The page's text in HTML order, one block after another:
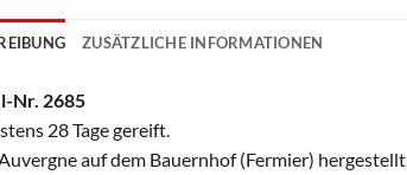
ZUSÄTZLICHE INFORMATIONEN
Nr. 2685
28 Tage gereift.
auf dem Bauernhof (Fermier) hergestellt.